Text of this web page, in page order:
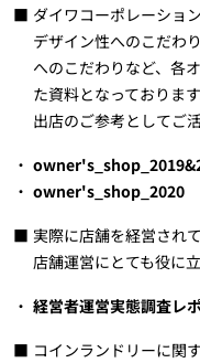
ダイワコーポレーショ
デザイン性へのこだわ
へのこだわりなど、各
た資料となっております
出店のご参考としてご
owner's_shop_2020
実際に店舗を経営され
店舗運営にとても役に
経営者運営実態調査レ
コインランドリーに関